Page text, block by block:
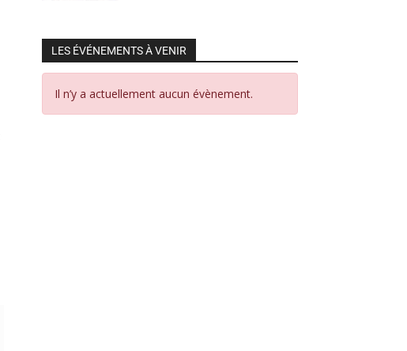
LES ÉVÉNEMENTS À VENIR
Il n’y a actuellement aucun évènement.